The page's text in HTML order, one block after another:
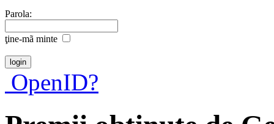
Parola:
ţine-mã minte
OpenID?